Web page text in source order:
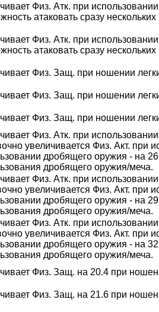
Физ. Атк. при
атаковать сразу нескольких
Физ. Атк. при
атаковать сразу нескольких
Физ. Защ. при ношении
Физ. Защ. при ношении
Физ. Защ. при ношении
Физ. Атк. при
увеличивается Физ. Акт. при
дробящего оружия - на
дробящего оружия/меча.
Физ. Атк. при
увеличивается Физ. Акт. при
дробящего оружия - на
дробящего оружия/меча.
Физ. Атк. при
увеличивается Физ. Акт. при
дробящего оружия - на
дробящего оружия/меча.
Физ. Защ. на 20.4 при
Физ. Защ. на 21.6 при